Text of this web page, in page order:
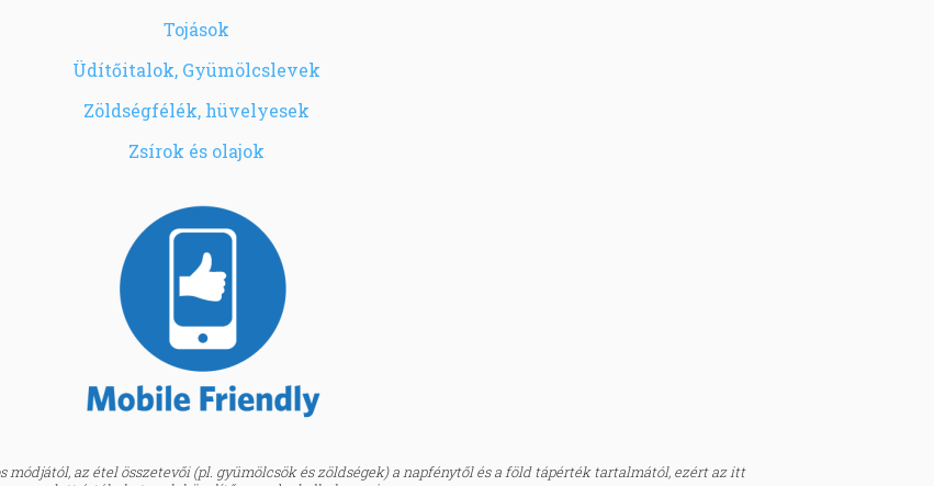
Tojások
Üdítőitalok, Gyümölcslevek
Zöldségfélék, hüvelyesek
Zsírok és olajok
az étel összetevői (pl. gyümölcsök és zöldségek) a napfénytől és a föld tápérték tartalmától, ezért az itt